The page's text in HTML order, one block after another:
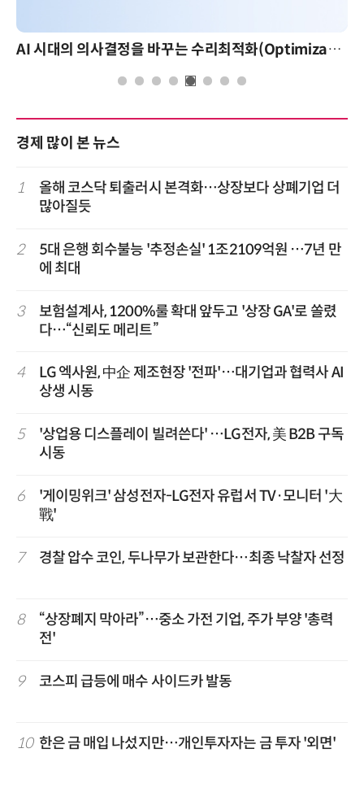
AI 시대의 의사결정을 바꾸는 수리최적화(Optimization): 실제 산업 적용 사례와 활용 전략
경제 많이 본 뉴스
1
올해 코스닥 퇴출러시 본격화…상장보다 상폐기업 더
많아질듯
2
5대 은행 회수불능 '추정손실' 1조2109억원 …7년 만
에 최대
3
보험설계사, 1200%룰 확대 앞두고 '상장 GA'로 쏠렸
다…“신뢰도 메리트”
4
LG 엑사원, 中企 제조현장 '전파'…대기업과 협력사 AI
상생 시동
5
'상업용 디스플레이 빌려쓴다' …LG전자, 美 B2B 구독
시동
6
'게이밍위크' 삼성전자-LG전자 유럽서 TV·모니터 '大
戰'
7 경찰 압수 코인, 두나무가 보관한다…최종 낙찰자 선정
8
“상장폐지 막아라”…중소 가전 기업, 주가 부양 '총력
전'
9 코스피 급등에 매수 사이드카 발동
10 한은 금 매입 나섰지만…개인투자자는 금 투자 '외면'